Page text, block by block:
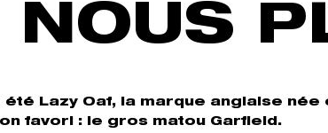
NOUS
été Lazy Oaf, la marque anglaise
favori : le gros matou Garfield.